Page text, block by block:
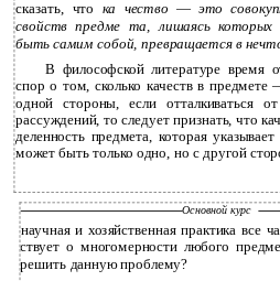
сказать, что ка­ чество — это
свойств предме­ та, лишаясь которых
быть самим собой, превращается в
В философской литературе время
спор о том, сколько качеств в
одной стороны, если отталкиваться
рассуждений, то следует признать, что
деленность предмета, которая
может быть только одно, но с другой
Основной курс
научная и хозяйственная практика все
ствует о многомерности любого
решить данную проблему?